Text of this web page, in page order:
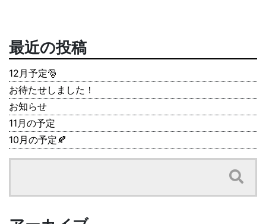
最近の投稿
12月予定🎅
お待たせしました！
お知らせ
11月の予定
10月の予定🍂